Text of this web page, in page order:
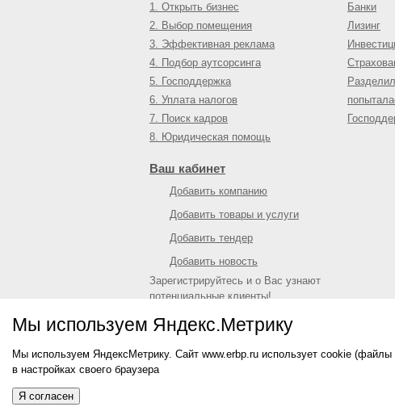
Мы используем Яндекс.Метрику
Мы используем ЯндексМетрику. Сайт www.erbp.ru использует cookie
в настройках своего браузера
Я согласен
1. Открыть бизнес
2. Выбор помещения
3. Эффективная реклама
4. Подбор аутсорсинга
5. Господдержка
6. Уплата налогов
7. Поиск кадров
8. Юридическая помощь
Банки
Лизинг
Ваш кабинет
Добавить компанию
Добавить товары и услуги
Добавить тендер
Добавить новость
Зарегистрируйтесь и о Вас узнают
потенциальные клиенты!
© 2009—2026Единый республиканский бизнес-
О портале